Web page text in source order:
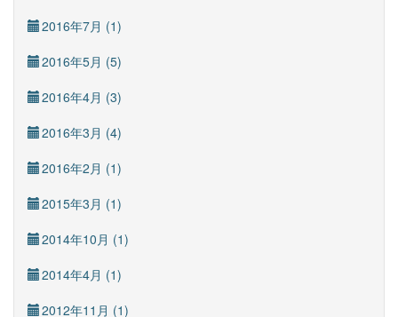
2016年7月 (1)
2016年5月 (5)
2016年4月 (3)
2016年3月 (4)
2016年2月 (1)
2015年3月 (1)
2014年10月 (1)
2014年4月 (1)
2012年11月 (1)